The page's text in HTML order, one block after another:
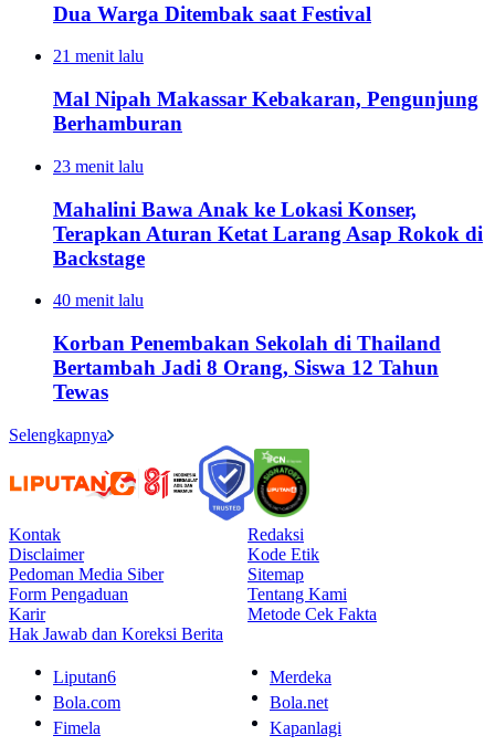
Dua Warga Ditembak saat Festival
21 menit lalu
Mal Nipah Makassar Kebakaran, Pengunjung
Berhamburan
23 menit lalu
Mahalini Bawa Anak ke Lokasi Konser,
Terapkan Aturan Ketat Larang Asap Rokok di
Backstage
40 menit lalu
Korban Penembakan Sekolah di Thailand
Bertambah Jadi 8 Orang, Siswa 12 Tahun
Tewas
Selengkapnya
Kontak
Redaksi
Disclaimer
Kode Etik
Pedoman Media Siber
Sitemap
Form Pengaduan
Tentang Kami
Karir
Metode Cek Fakta
Hak Jawab dan Koreksi Berita
Liputan6
Merdeka
Bola.com
Bola.net
Fimela
Kapanlagi